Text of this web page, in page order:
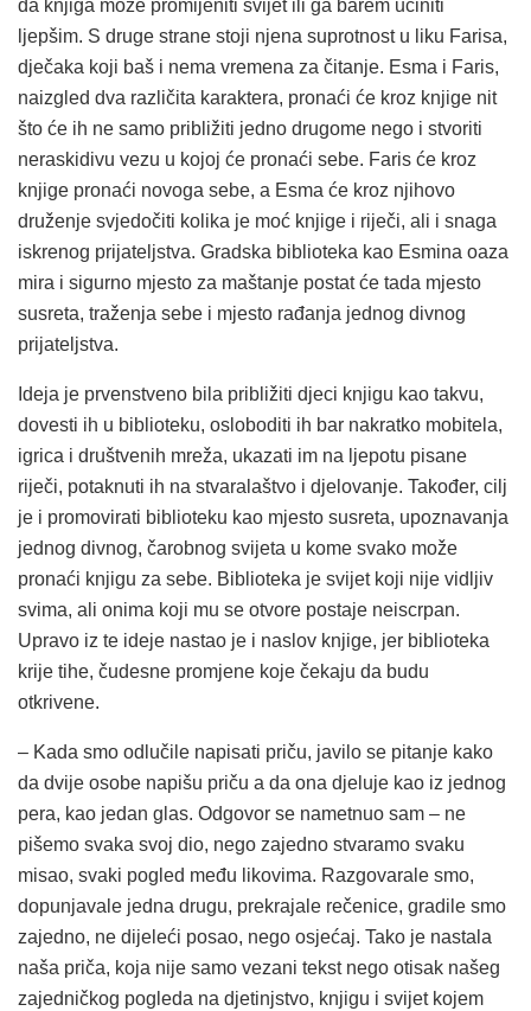
da knjiga može promijeniti svijet ili ga barem učiniti
ljepšim. S druge strane stoji njena suprotnost u liku Farisa,
dječaka koji baš i nema vremena za čitanje. Esma i Faris,
naizgled dva različita karaktera, pronaći će kroz knjige nit
što će ih ne samo približiti jedno drugome nego i stvoriti
neraskidivu vezu u kojoj će pronaći sebe. Faris će kroz
knjige pronaći novoga sebe, a Esma će kroz njihovo
druženje svjedočiti kolika je moć knjige i riječi, ali i snaga
iskrenog prijateljstva. Gradska biblioteka kao Esmina oaza
mira i sigurno mjesto za maštanje postat će tada mjesto
susreta, traženja sebe i mjesto rađanja jednog divnog
prijateljstva.
Ideja je prvenstveno bila približiti djeci knjigu kao takvu,
dovesti ih u biblioteku, osloboditi ih bar nakratko mobitela,
igrica i društvenih mreža, ukazati im na ljepotu pisane
riječi, potaknuti ih na stvaralaštvo i djelovanje. Također, cilj
je i promovirati biblioteku kao mjesto susreta, upoznavanja
jednog divnog, čarobnog svijeta u kome svako može
pronaći knjigu za sebe. Biblioteka je svijet koji nije vidljiv
svima, ali onima koji mu se otvore postaje neiscrpan.
Upravo iz te ideje nastao je i naslov knjige, jer biblioteka
krije tihe, čudesne promjene koje čekaju da budu
otkrivene.
– Kada smo odlučile napisati priču, javilo se pitanje kako
da dvije osobe napišu priču a da ona djeluje kao iz jednog
pera, kao jedan glas. Odgovor se nametnuo sam – ne
pišemo svaka svoj dio, nego zajedno stvaramo svaku
misao, svaki pogled među likovima. Razgovarale smo,
dopunjavale jedna drugu, prekrajale rečenice, gradile smo
zajedno, ne dijeleći posao, nego osjećaj. Tako je nastala
naša priča, koja nije samo vezani tekst nego otisak našeg
zajedničkog pogleda na djetinjstvo, knjigu i svijet kojem